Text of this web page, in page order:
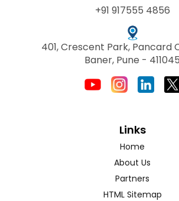
+91 917555 4856
401, Crescent Park, Pancard
Baner, Pune - 411045
Links
Home
About Us
Partners
HTML Sitemap